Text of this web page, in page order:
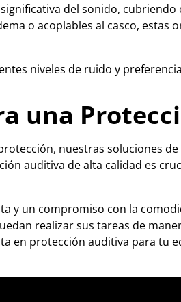
del sonido,
o acoplables al casco,
niveles de ruido y
una
nuestras soluciones
auditiva de alta calidad es
y un compromiso con la
realizar sus tareas de
en protección auditiva para